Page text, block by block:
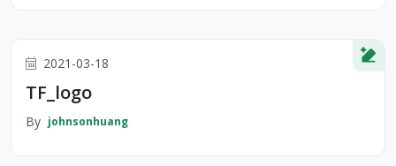
2021-03-18
TF_logo
By johnsonhuang